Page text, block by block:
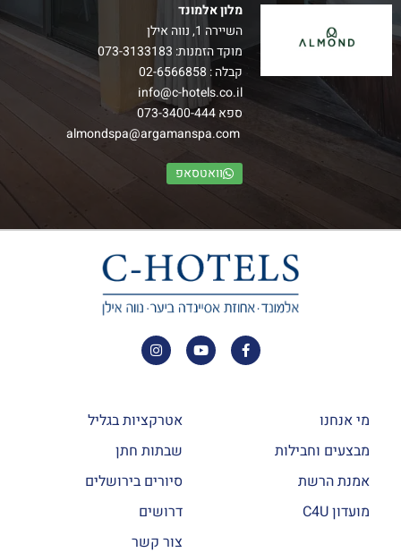
מלון אלמונד
השיירה 1, נווה אילן
מוקד הזמנות: 073-3133183
קבלה : 02-6566858
info@c-hotels.co.il
ספא073-3400-444
almondspa@argamanspa.com
וואטסאפ
מי אנחנו
מבצעים וחבילות
אמנת הרשת
מועדון C4U
אטרקציות בגליל
שבתות חתן
סיורים בירושלים
דרושים
צור קשר